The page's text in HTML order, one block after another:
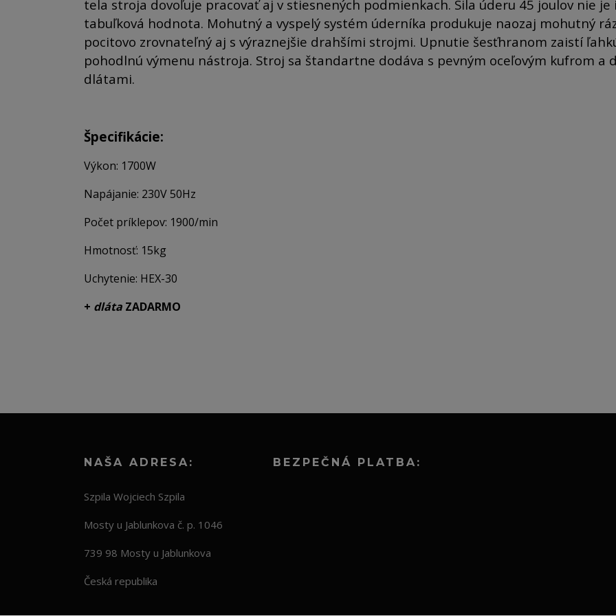
tela stroja dovoľuje pracovať aj v stiesnených podmienkach. Sila úderu 45 joulov nie je
tabuľková hodnota. Mohutný a vyspelý systém úderníka produkuje naozaj mohutný
pocitovo zrovnateľný aj s výraznejšie drahšími strojmi. Upnutie šesťhranom zaistí
pohodlnú výmenu nástroja. Stroj sa štandartne dodáva s pevným oceľovým kufrom a
dlátami.
Špecifikácie:
Výkon: 1700W
Napájanie: 230V 50Hz
Počet príklepov: 1900/min
Hmotnosť: 15kg
Uchytenie: HEX-30
+ dláta ZADARMO
NAŠA ADRESA:
Szpila Wojciech Szpila
Mosty u Jablunkova č. p. 1046
739 98 Mosty u Jablunkova
Česká republika
BEZPEČNÁ PLATBA: